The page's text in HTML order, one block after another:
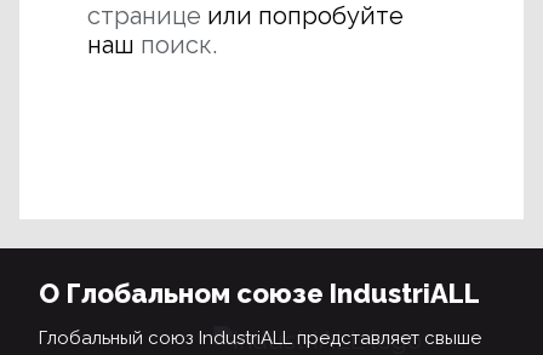
странице или попробуйте
наш поиск.
О Глобальном союзе IndustriALL
Глобальный союз IndustriALL представляет свыше